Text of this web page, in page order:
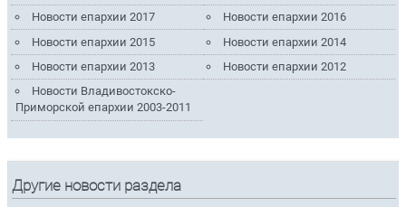
Новости епархии 2017
Новости епархии 2016
Новости епархии 2015
Новости епархии 2014
Новости епархии 2013
Новости епархии 2012
Новости Владивостокско-
Приморской епархии 2003-2011
Другие новости раздела